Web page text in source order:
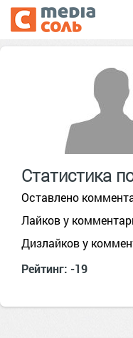
Статистика
Оставлено
Лайков у
Дизлайков у
Рейтинг: -19